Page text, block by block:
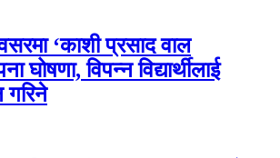
‘काशी प्रसाद वाल
घोषणा, विपन्न विद्यार्थीलाई
गरिने